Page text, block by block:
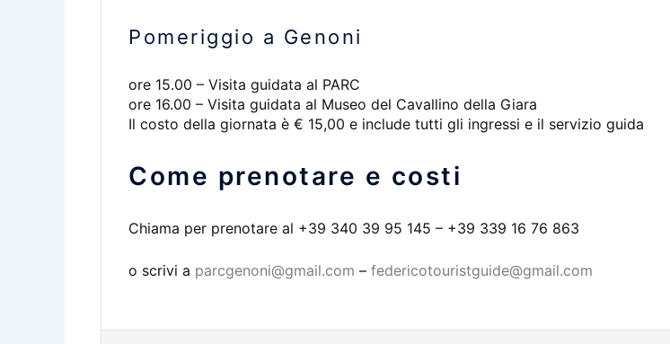
Pomeriggio a Genoni
ore 15.00 – Visita guidata al PARC
ore 16.00 – Visita guidata al Museo del Cavallino della Giara
Il costo della giornata è € 15,00 e include tutti gli ingressi e il servizio guida
Come prenotare e costi
Chiama per prenotare al +39 340 39 95 145 – +39 339 16 76 863
o scrivi a parcgenoni@gmail.com – federicotouristguide@gmail.com